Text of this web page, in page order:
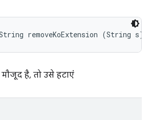
removeKoExtension (String s)
है, तो उसे हटाएं